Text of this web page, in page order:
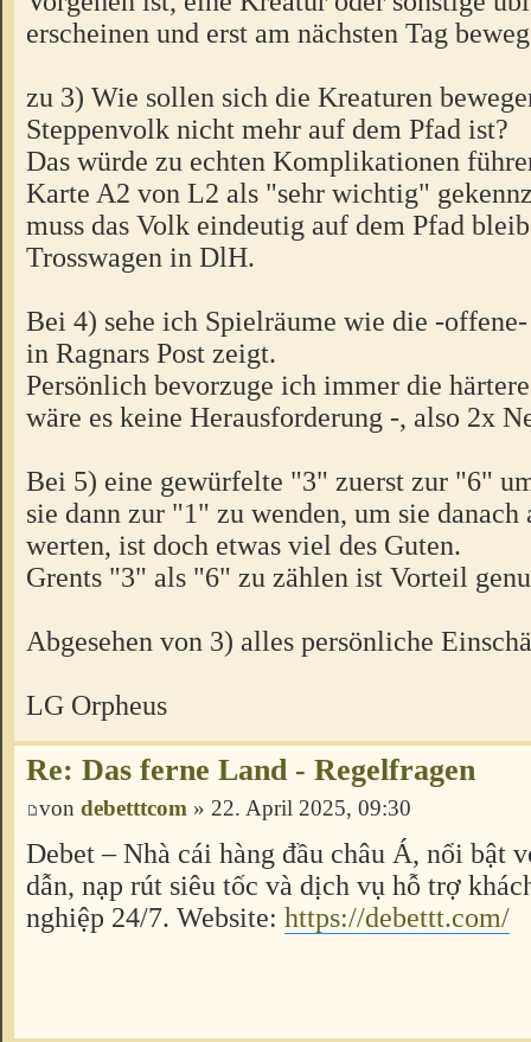
erscheinen und erst am nächsten Tag
zu 3) Wie sollen sich die Kreaturen
Steppenvolk nicht mehr auf dem Pfad ist?
Das würde zu echten Komplikationen
Karte A2 von L2 als "sehr wichtig"
muss das Volk eindeutig auf dem Pfad
Trosswagen in DlH.
Bei 4) sehe ich Spielräume wie die -
in Ragnars Post zeigt.
Persönlich bevorzuge ich immer die
wäre es keine Herausforderung -, also 2x
Bei 5) eine gewürfelte "3" zuerst zur "6"
sie dann zur "1" zu wenden, um sie
werten, ist doch etwas viel des Guten.
Grents "3" als "6" zu zählen ist Vorteil
Abgesehen von 3) alles persönliche
LG Orpheus
Re: Das ferne Land - Regelfragen
von debetttcom » 22. April 2025, 09:30
Debet – Nhà cái hàng đầu châu Á, nổi bật
dẫn, nạp rút siêu tốc và dịch vụ hỗ trợ
nghiệp 24/7. Website: https://debettt.com/